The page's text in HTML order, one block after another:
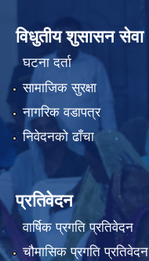
विधुतीय शुसासन सेवा
घटना दर्ता
सामाजिक सुरक्षा
नागरिक वडापत्र
निवेदनको ढाँचा
प्रतिवेदन
वार्षिक प्रगति प्रतिवेदन
चौमासिक प्रगति प्रतिवेदन